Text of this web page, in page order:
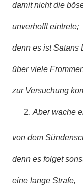
damit nicht die
unverhofft eintrete;
denn es ist Satans
über viele
zur Versuchung
Aber wache
von dem
denn es folget
eine lange Strafe,